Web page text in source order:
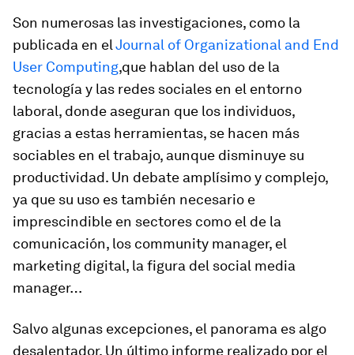
Son numerosas las investigaciones, como la
publicada en elJournal of Organizational and End
User Computing,que hablan del uso de la
tecnología y las redes sociales en el entorno
laboral, donde aseguran que los individuos,
gracias a estas herramientas, se hacen más
sociables en el trabajo, aunque disminuye su
productividad. Un debate amplísimo y complejo,
ya que su uso es también necesario e
imprescindible en sectores como el de la
comunicación, los community manager, el
marketing digital, la figura del social media
manager…
Salvo algunas excepciones, el panorama es algo
desalentador. Un último informe realizado por el